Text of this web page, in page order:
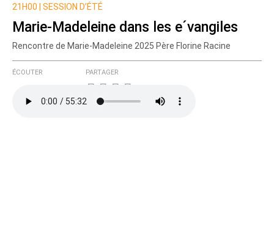
21H00 |
SESSION D’ÉTÉ
Marie-Madeleine dans les e´vangiles
Rencontre de Marie-Madeleine 2025 Père Florine Racine
ÉCOUTER PARTAGER